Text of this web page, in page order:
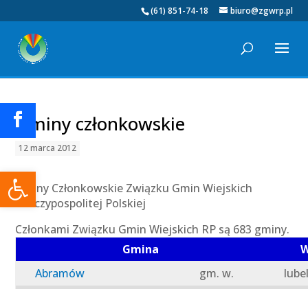
Otwórz pasek narzędzi
(61) 851-74-18 biuro@zgwrp.pl
Gminy członkowskie
12 marca 2012
Gminy Członkowskie Związku Gmin Wiejskich
Rzeczypospolitej Polskiej
Członkami Związku Gmin Wiejskich RP są 683 gminy.
Gmina
Abramów
gm. w.